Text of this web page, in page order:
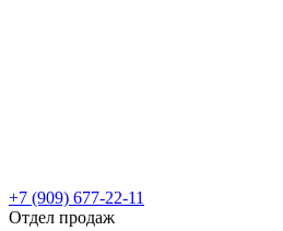
+7 (909) 677-22-11
Отдел продаж